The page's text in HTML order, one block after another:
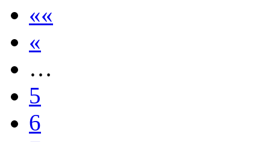
««
«
…
5
6